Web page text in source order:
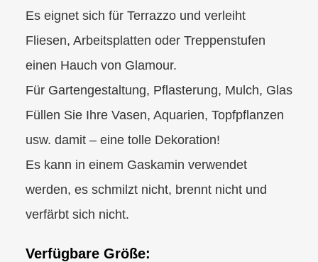
Es eignet sich für Terrazzo und verleiht
Fliesen, Arbeitsplatten oder Treppenstufen
einen Hauch von Glamour.
Für Gartengestaltung, Pflasterung, Mulch, Glas
Füllen Sie Ihre Vasen, Aquarien, Topfpflanzen
usw. damit – eine tolle Dekoration!
Es kann in einem Gaskamin verwendet
werden, es schmilzt nicht, brennt nicht und
verfärbt sich nicht.
Verfügbare Größe: